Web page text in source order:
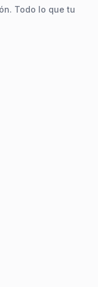
Todo lo que tu